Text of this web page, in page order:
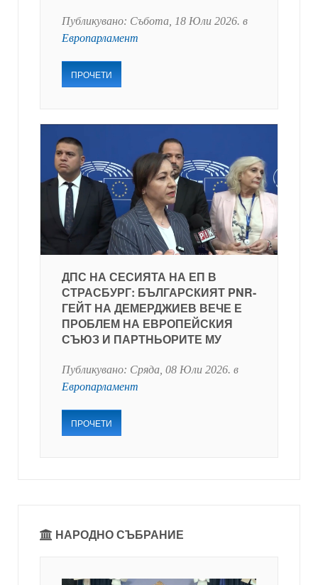
Публикувано: Събота, 18 Юли 2026. в
Европарламент
ПРОЧЕТИ
ДПС НА СЕСИЯТА НА ЕП В
СТРАСБУРГ: БЪЛГАРСКИЯТ PNR-
ГЕЙТ НА ДЕМЕРДЖИЕВ ВЕЧЕ Е
ПРОБЛЕМ НА ЕВРОПЕЙСКИЯ
СЪЮЗ И ПАРТНЬОРИТЕ МУ
Публикувано: Сряда, 08 Юли 2026. в
Европарламент
ПРОЧЕТИ
НАРОДНО СЪБРАНИЕ